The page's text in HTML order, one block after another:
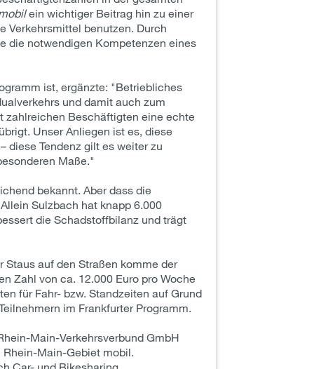
ein wichtiger Beitrag hin zu einer
Verkehrsmittel benutzen. Durch
die notwendigen Kompetenzen eines
ist, ergänzte: "Betriebliches
und damit auch zum
zahlreichen Beschäftigten eine echte
Unser Anliegen ist es, diese
diese Tendenz gilt es weiter zu
Maße."
bekannt. Aber dass die
Sulzbach hat knapp 6.000
die Schadstoffbilanz und trägt
auf den Straßen komme der
Zahl von ca. 12.000 Euro pro Woche
für Fahr- bzw. Standzeiten auf Grund
im Frankfurter Programm.
Main-Verkehrsverbund GmbH
Main-Gebiet mobil.